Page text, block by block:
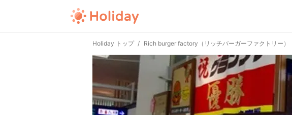
Holiday トップ Rich burger factory（リッチバーガーファクトリー）